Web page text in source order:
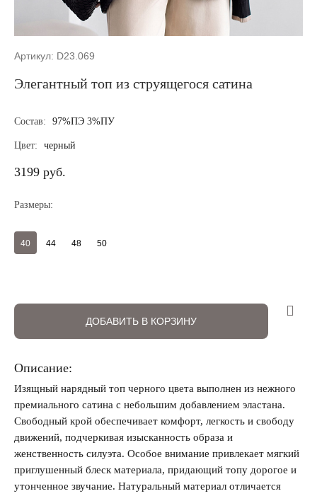
Авторизация
Запомнить меня на этом компьютере
Артикул: D23.069
Элегантный топ из струящегося сатина
Состав: 97%ПЭ 3%ПУ
Цвет: черный
3199 руб.
Размеры:
40 44 48 50
ДОБАВИТЬ В КОРЗИНУ
Описание:
Изящный нарядный топ черного цвета выполнен из нежного
премиального сатина с небольшим добавлением эластана.
Свободный крой обеспечивает комфорт, легкость и свободу
движений, подчеркивая изысканность образа и
женственность силуэта. Особое внимание привлекает мягкий
приглушенный блеск материала, придающий топу дорогое и
утонченное звучание. Натуральный материал отличается